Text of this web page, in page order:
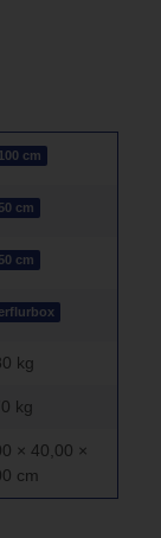
cm
cm
cm
kg
kg
× 40,00 ×
cm